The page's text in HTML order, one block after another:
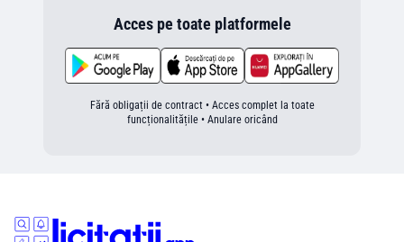
Acces pe toate platformele
Fără obligații de contract • Acces complet la toate
funcționalitățile • Anulare oricând